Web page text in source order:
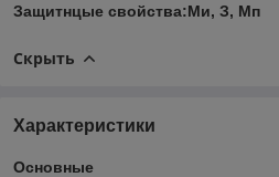
Защитнцые свойства:Ми, З, Мп
Скрыть
Характеристики
Основные